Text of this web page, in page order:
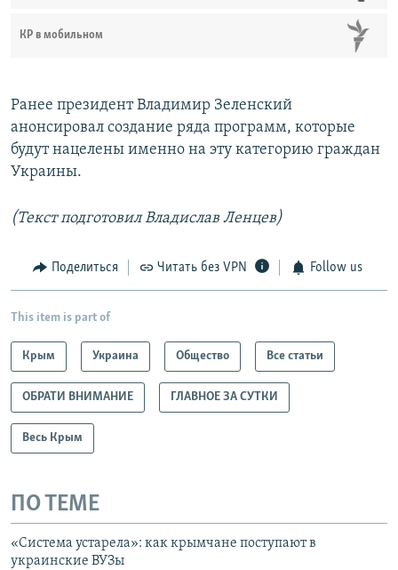
КР в мобильном
Ранее президент Владимир Зеленский
анонсировал создание ряда программ, которые
будут нацелены именно на эту категорию граждан
Украины.
(Текст подготовил Владислав Ленцев)
Поделиться Читать без VPN Follow us
This item is part of
Крым Украина Общество Все статьи
ОБРАТИ ВНИМАНИЕ ГЛАВНОЕ ЗА СУТКИ
Весь Крым
ПО ТЕМЕ
«Система устарела»: как крымчане поступают в
украинские ВУЗы